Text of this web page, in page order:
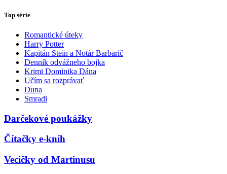
Top série
Romantické úteky
Harry Potter
Kapitán Stein a Notár Barbarič
Denník odvážneho bojka
Krimi Dominika Dána
Učím sa rozprávať
Duna
Smradi
Darčekové poukážky
Čítačky e-kníh
Vecičky od Martinusu